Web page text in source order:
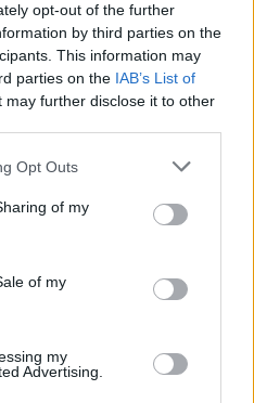
opt-out of the further
by third parties on the
This information may
parties on the IAB’s List of
may further disclose it to other
Opt Outs
of my
of my
my
Advertising.
kodeksas
žodžiai ar gestai
kibimas prie
ir žmonių rimtį,
iki vieno
Rusijos
karinės Rusijos
prie Rusijos